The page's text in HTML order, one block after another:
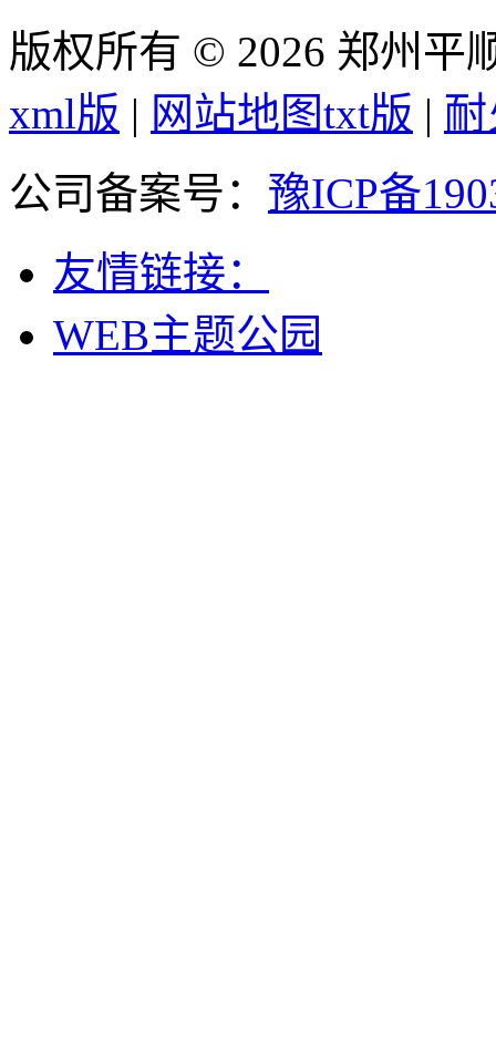
版权所有 © 2026 郑州平
xml版 | 网站地图txt版 |
公司备案号： 豫ICP备
友情链接：
WEB主题公园